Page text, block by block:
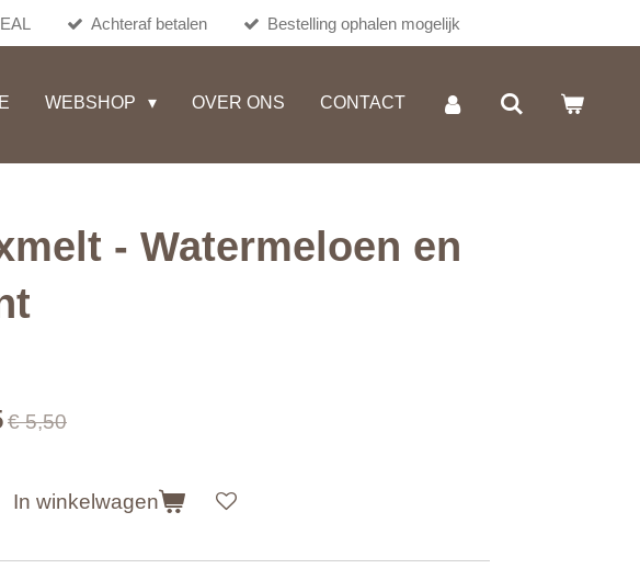
Achteraf betalen Bestelling ophalen mogelijk
WEBSHOP OVER ONS CONTACT
- Watermeloen en
€ 5,50
In winkelwagen